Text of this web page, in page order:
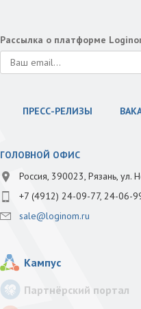
Рассылка о платформе
ПРЕСС-РЕЛИЗЫ
ГОЛОВНОЙ ОФИС
Россия, 390023, Рязань, ул.
+7 (4912) 24-09-77, 24-06-
sale@loginom.ru
Кампус
Партнёрский портал